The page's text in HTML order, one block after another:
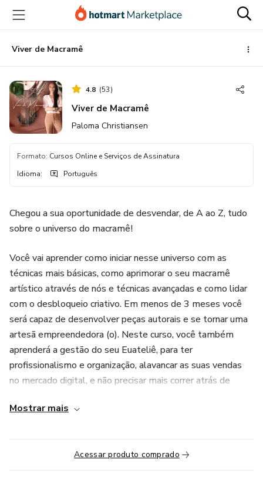
para
conteúdo
principal
para
pagamento
para
rodapé
Viver de Macramê
4.8 (53)
Viver de Macramê
Paloma Christiansen
Formato: Cursos Online e Serviços de Assinatura
Idioma: Português
Chegou a sua oportunidade de desvendar, de A ao Z, tudo
sobre o universo do macramê!
Você vai aprender como iniciar nesse universo com as
técnicas mais básicas, como aprimorar o seu macramê
artístico através de nós e técnicas avançadas e como lidar
com o desbloqueio criativo. Em menos de 3 meses você
será capaz de desenvolver peças autorais e se tornar uma
artesã empreendedora (o). Neste curso, você também
aprenderá a gestão do seu Euateliê, para ter
profissionalismo e organização, alavancar as suas vendas
no mercado digital, e não precisar mais correr atrás de
terá as ferramentas para desenvolver seu negócio
Mostrar mais
Acessar produto comprado